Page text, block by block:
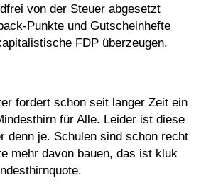
von der Steuer abgesetzt
Punkte und Gutscheinhefte
FDP überzeugen.
fordert schon seit langer Zeit ein
für Alle. Leider ist diese
denn je. Schulen sind schon recht
mehr davon bauen, das ist kluk